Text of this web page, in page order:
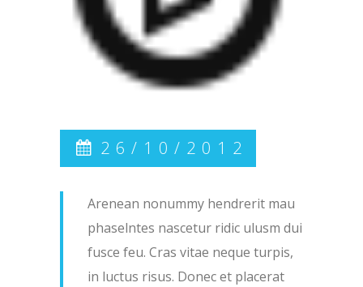
26/10/2012
Arenean nonummy hendrerit mau
phaselntes nascetur ridic ulusm dui
fusce feu. Cras vitae neque turpis,
in luctus risus. Donec et placerat